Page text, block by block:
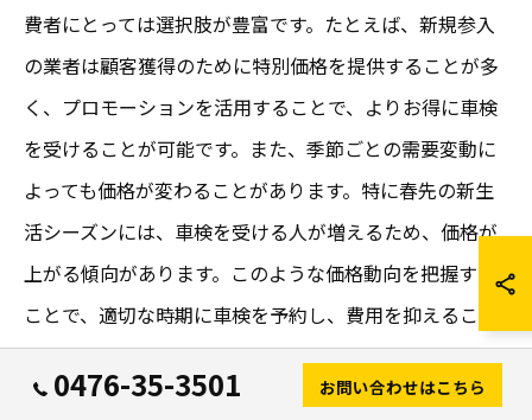
費者にとっては選択肢が豊富です。たとえば、新規参入
の業者は顧客獲得のために特別価格を提供することが多
く、プロモーションを活用することで、よりお得に車検
を受けることが可能です。また、季節ごとの需要変動に
よっても価格が変わることがあります。特に春先の新生
活シーズンには、車検を受ける人が増えるため、価格が
上がる傾向があります。このような価格動向を把握する
ことで、適切な時期に車検を予約し、費用を抑えること
ができるでしょう。
0476-35-3501 お問い合わせはこちら